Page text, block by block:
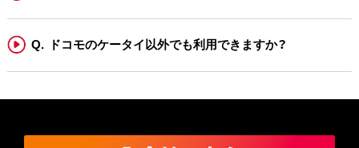
ドコモのケータイ以外でも利用できますか？